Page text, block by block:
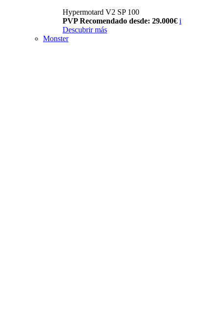
Hypermotard V2 SP 100
PVP Recomendado desde: 29.000€ i
Descubrir más
Monster